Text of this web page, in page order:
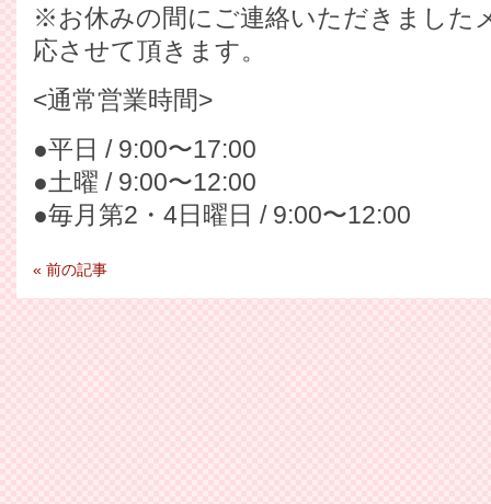
※お休みの間にご連絡いただきました
応させて頂きます。
<通常営業時間>
●平日 / 9:00〜17:00
●土曜 / 9:00〜12:00
●毎月第2・4日曜日 / 9:00〜12:00
« 前の記事